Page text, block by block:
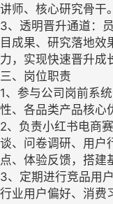
讲师、核心研究骨干。
3、透明晋升通道：
目成果、研究落地
力，实现快速晋升成
三、岗位职责
1、参与公司岗前系
性、各品类产品核心
2、负责小红书电商
谈、问卷调研、用户
点、体验反馈，搭建
3、定期进行竞品用
行业用户偏好、消费